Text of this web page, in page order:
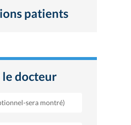
patients
le docteur